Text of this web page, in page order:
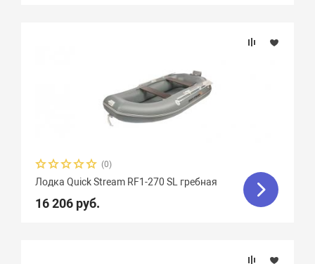
Вес, кг
(0)
Лодка Quick Stream RF1-270 SL гребная
16 206 руб.